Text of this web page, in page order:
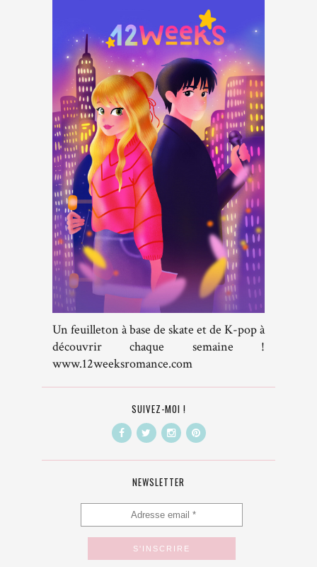
Un feuilleton à base de skate et de K-pop à
découvrir chaque semaine !
www.12weeksromance.com
SUIVEZ-MOI !
NEWSLETTER